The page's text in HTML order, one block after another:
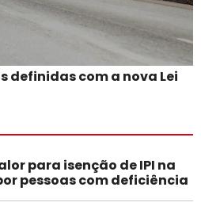
definidas com a nova Lei
para isenção de IPI na
pessoas com deficiência